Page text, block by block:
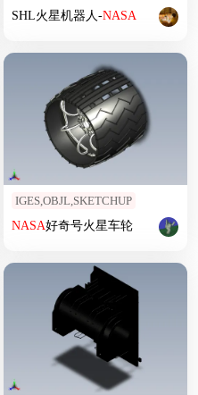
SHL火星机器人-NASA
IGES,OBJL,SKETCHUP
NASA好奇号火星车轮